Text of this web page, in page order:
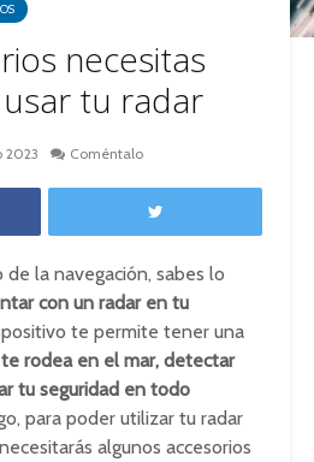
necesitas
tu radar
2023 Coméntalo
de la navegación, sabes lo
con un radar en tu
te permite tener una
rodea en el mar, detectar
tu seguridad en todo
para poder utilizar tu radar
algunos accesorios